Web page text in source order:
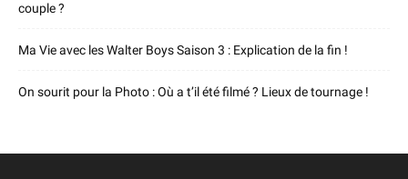
couple ?
Ma Vie avec les Walter Boys Saison 3 : Explication de la fin !
On sourit pour la Photo : Où a t’il été filmé ? Lieux de tournage !